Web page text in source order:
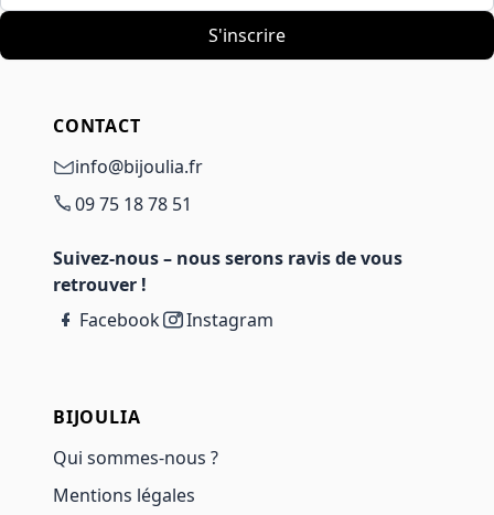
S'inscrire
CONTACT
info@bijoulia.fr
09 75 18 78 51
Suivez-nous – nous serons ravis de vous
retrouver !
Facebook
Instagram
BIJOULIA
Qui sommes-nous ?
Mentions légales